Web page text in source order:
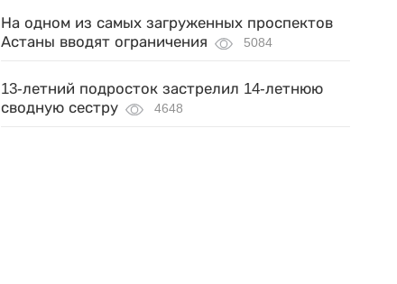
На одном из самых загруженных проспектов
Астаны вводят ограничения
5084
13-летний подросток застрелил 14-летнюю
сводную сестру
4648